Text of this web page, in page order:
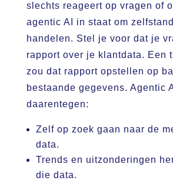
slechts reageert op vragen of
agentic AI in staat om
handelen. Stel je voor dat je
rapport over je klantdata. Een
zou dat rapport opstellen op
bestaande gegevens. Agentic
daarentegen:
Zelf op zoek gaan naar de
data.
Trends en uitzonderingen
die data.